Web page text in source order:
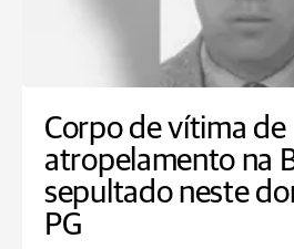
Corpo de vítima de
atropelamento na
sepultado neste
PG